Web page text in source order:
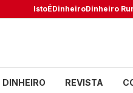
IstoÉDinheiroDinheiro
DINHEIRO REVISTA